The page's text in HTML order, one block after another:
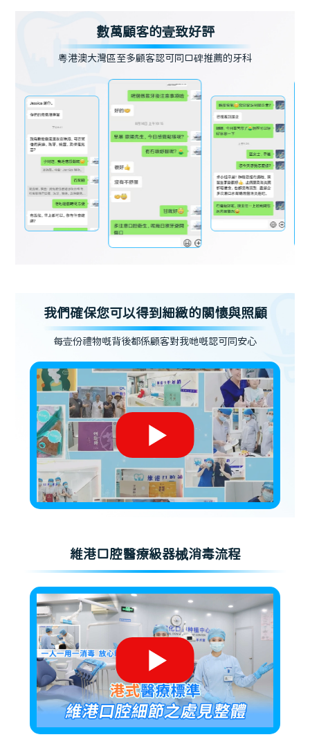
數萬顧客的壹致好評
粵港澳大灣區至多顧客認可同口碑推薦的牙科
我們確保您可以得到細緻的關懷與照顧
每壹份禮物嘅背後都係顧客對我哋嘅認可同安心
維港口腔醫療級器械消毒流程